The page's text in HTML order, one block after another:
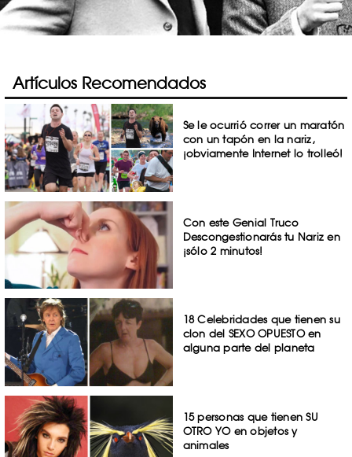
Artículos Recomendados
Se le ocurrió correr un maratón
con un tapón en la nariz,
¡obviamente Internet lo trolleó!
Con este Genial Truco
Descongestionarás tu Nariz en
¡sólo 2 minutos!
18 Celebridades que tienen su
clon del SEXO OPUESTO en
alguna parte del planeta
15 personas que tienen SU
OTRO YO en objetos y
animales